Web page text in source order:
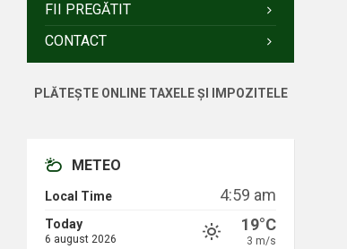
FII PREGĂTIT
CONTACT
PLĂTEȘTE ONLINE TAXELE ȘI IMPOZITELE
METEO
Local Time 4:59 am
Today
6 august 2026
19°C
3 m/s